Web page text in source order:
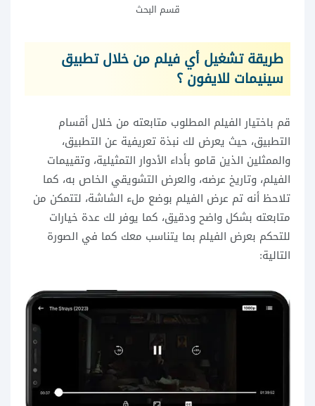
قسم البحث
طريقة تشغيل أي فيلم من خلال تطبيق
سينيمات للايفون ؟
قم باختيار الفيلم المطلوب متابعته من خلال أقسام
التطبيق، حيث يعرض لك نبذة تعريفية عن التطبيق،
والممثلين الذين قامو بأداء الأدوار التمثيلية، وتقييمات
الفيلم، وتاريخ عرضه، والعرض التشويقي الخاص به، كما
تلاحظ أنه تم عرض الفيلم بوضع ملء الشاشة، لتتمكن من
متابعته بشكل واضح ودقيق، كما يوفر لك عدة خيارات
للتحكم بعرض الفيلم بما يتناسب معك كما في الصورة
التالية: